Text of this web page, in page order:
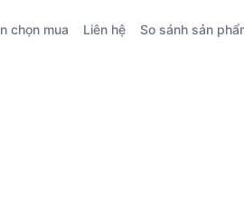
chọn mua Liên hệ So sánh sản